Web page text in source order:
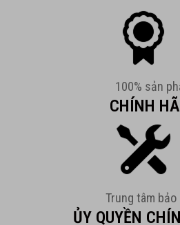
100% sản
CHÍNH
Trung tâm bảo
ỦY QUYỀN